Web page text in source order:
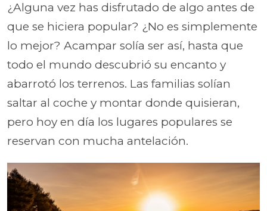
¿Alguna vez has disfrutado de algo antes de
que se hiciera popular? ¿No es simplemente
lo mejor? Acampar solía ser así, hasta que
todo el mundo descubrió su encanto y
abarrotó los terrenos. Las familias solían
saltar al coche y montar donde quisieran,
pero hoy en día los lugares populares se
reservan con mucha antelación.